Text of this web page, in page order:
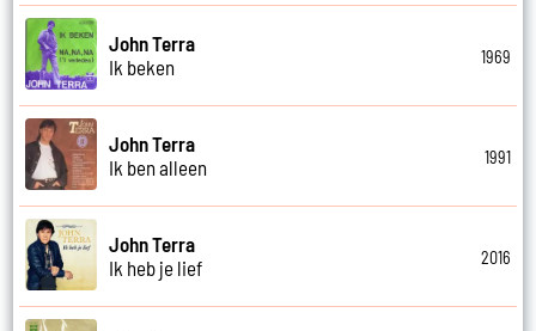
John Terra
Ik beken
1969
John Terra
Ik ben alleen
1991
John Terra
Ik heb je lief
2016